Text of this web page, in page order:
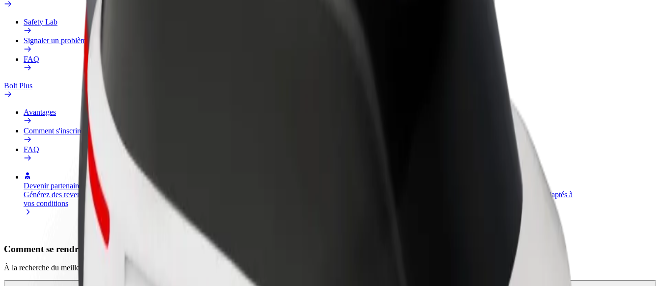
Safety Lab
Signaler un problème
FAQ
Bolt Plus
Avantages
Comment s'inscrire
FAQ
Devenir partenaire chauffeur
Générez des revenus selon
vos conditions
Devenir livreur
Livrez des repas et générez des revenus
Produits et services Bolt adaptés à
Comment se rendre de Araz Supermarket (9-cu mkr) à Sumqayıt Bağça Şəhər Yaşayış kompleksi
À la recherche du meilleur trajet entre Araz Supermarket (9-cu mkr) et Sumqayıt Bağça Şəhər Yaşayış kompleksi ? Explorez nos services et trouvez celui qui vous convient le mieux.